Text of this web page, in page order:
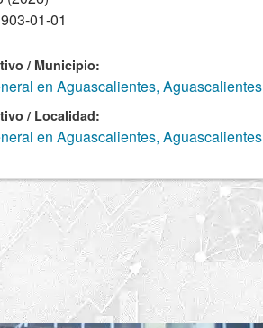
01-01
/ Municipio:
en Aguascalientes, Aguascalientes
/ Localidad:
en Aguascalientes, Aguascalientes